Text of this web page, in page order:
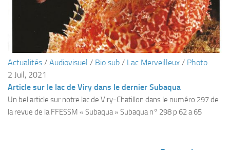
Les Palmes du Lac
Résultats Compétitions
MATERIEL
Section Matériel
Occasions
Actualités / Audiovisuel / Bio sub / Lac Merveilleux / Photo
2 Juil, 2021
Article sur le lac de Viry dans le dernier Subaqua
Un bel article sur notre lac de Viry-Chatillon dans le numéro 297 de
la revue de la FFESSM « Subaqua » Subaqua n° 298 p 62 a 65